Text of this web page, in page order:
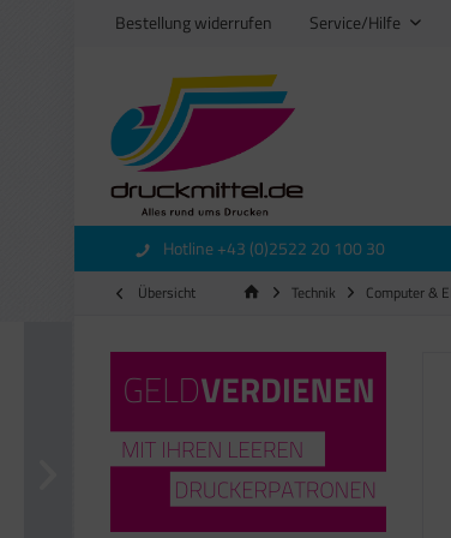
Bestellung widerrufen Service/Hilfe
Hotline +43 (0)2522 20 100 30
Übersicht Technik Computer &